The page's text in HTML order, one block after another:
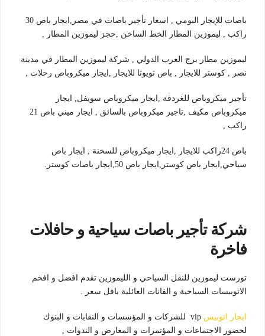
باصات للإيجار اليومي , اسعار تأجير باصات في مصر,ايجار باص 30
راكب , ليموزين المطار الخط الساخن ,حجز ليموزين المطار ,
ليموزين مطار برج العرب الدولي , شركة ليموزين المطار في مدينة
نصر , كوستر للايجار , باص تويوتا للايجار ,ايجار ميكروباص رحلات ,
تأجير ميكروباص للغردقة ,ايجار ميكروباص سويفل, ايجار
ميكروباص مكيف ,تاجير ميكروباص بالسائق , ايجار ميني باص 21
راكب ,
باص 24راكب للايجار ,ايجار ميكروباص للسخنة , ايجار باص
سياحي,ايجار باص كوستر,ايجار باص 50,ايجار باصات كوستر.
شركة تأجير باصات سياحية و حافلات
فاخرة
تورست ليموزين للنقل السياحي و الليموزين تقدم افضل و افخم
الاتوبيسات السياحية و الفانات العائلية باقل سعر .
ايجار اتوبيس
vip للشركات و المؤسسات و النقابات و البنوك
لحضور الاجتماعات و المؤتمرات و المعارض و الندوات ,